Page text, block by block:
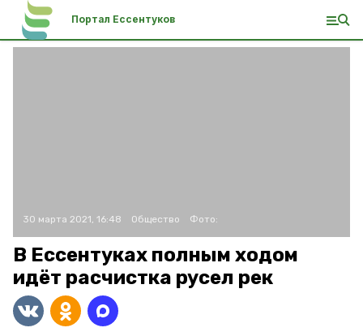
Портал Ессентуков
30 марта 2021, 16:48 Общество Фото:
В Ессентуках полным ходом
идёт расчистка русел рек